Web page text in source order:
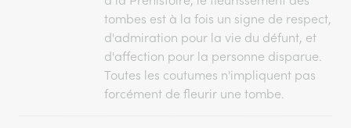
tombes est à la fois un signe de respect,
d'admiration pour la vie du défunt, et
d'affection pour la personne disparue.
Toutes les coutumes n'impliquent pas
forcément de fleurir une tombe.